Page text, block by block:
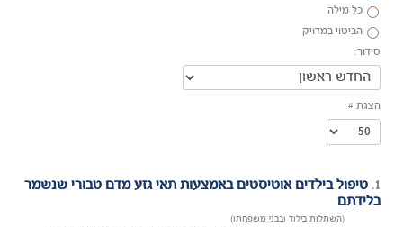
כל מילה
הביטוי במדויק
סידור:
הצגת #
1. טיפול בילדים אוטיסטים באמצעות תאי גזע מדם טבורי שנשמר
בלידתם
(השתלות בילוד ובבני משפחתו)